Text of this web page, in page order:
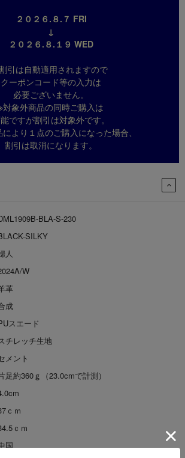
BLA-S-230
SILKY
人
W
革
成
スエード
チレッチ生地
メント
足約360ｇ（23.0cmで計測）
ｃｍ
ｃｍ
国
２０２６.８.７ FRI
↓
２０２６.８.１９ WED
引は自動適用されますので
クーポンコード等の入力は
必要ございません。
対象外商品の同時ご購入は
ですが割引は対象外です。
より１点のご購入になった場合、
割引は取消になります。